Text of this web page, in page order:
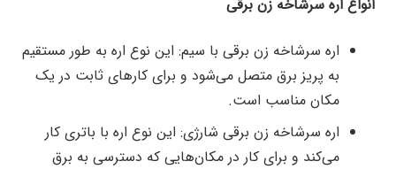
انواع اره سرشاخه زن برقی
اره سرشاخه زن برقی با سیم: این نوع اره به طور مستقیم
به پریز برق متصل می‌شود و برای کارهای ثابت در یک
مکان مناسب است.
اره سرشاخه زن برقی شارژی: این نوع اره با باتری کار
می‌کند و برای کار در مکان‌هایی که دسترسی به برق